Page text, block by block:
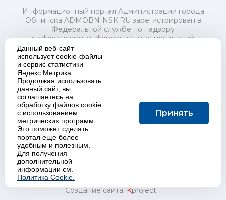
Информационный портал Администрации города
Обнинска ADMOBNINSK.RU зарегистрирован в
Федеральной службе по надзору
в сфере связи, информационных технологий
и массовых коммуникаций (Роскомнадзор) 24 июля
2018 года.
Свидетельство о регистрации Эл № ФС77-73321
Учредитель: Администрация (исполнительно-
распорядительный орган) городского округа "Город
Обнинск". Главный редактор: Байкова Е.А.
Адрес электронной почты Редакции:
redactor@admobninsk.ru
Телефон Редакции: +7 (484) 395-85-85
Настоящий ресурс содержит материалы 18+
Политика в отношении обработки персональных
Создание сайта:Kproject
Данный веб-сайт
использует cookie-файлы
и сервис статистики
Яндекс.Метрика.
Продолжая использовать
данный сайт, вы
соглашаетесь на
обработку файлов cookie
с использованием
метрических программ.
Это поможет сделать
портал еще более
удобным и полезным.
Для получения
дополнительной
информации см.
Политика Cookie.
Принять